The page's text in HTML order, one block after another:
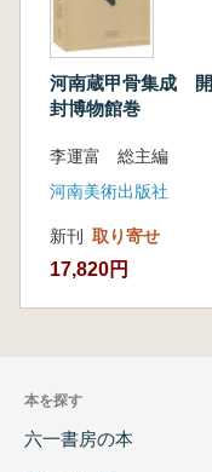
河南蔵甲骨集成 開
封博物館巻
李運富 総主編
河南美術出版社
新刊 取り寄せ
17,820円
本を探す
六一書房の本